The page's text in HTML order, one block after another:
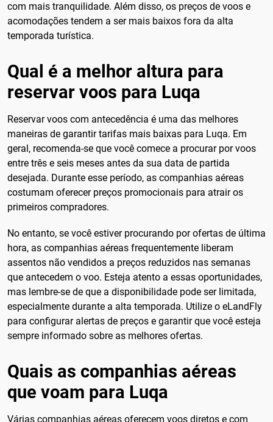
com mais tranquilidade. Além disso, os preços de voos e
acomodações tendem a ser mais baixos fora da alta
temporada turística.
Qual é a melhor altura para
reservar voos para Luqa
Reservar voos com antecedência é uma das melhores
maneiras de garantir tarifas mais baixas para Luqa. Em
geral, recomenda-se que você comece a procurar por voos
entre três e seis meses antes da sua data de partida
desejada. Durante esse período, as companhias aéreas
costumam oferecer preços promocionais para atrair os
primeiros compradores.
No entanto, se você estiver procurando por ofertas de última
hora, as companhias aéreas frequentemente liberam
assentos não vendidos a preços reduzidos nas semanas
que antecedem o voo. Esteja atento a essas oportunidades,
mas lembre-se de que a disponibilidade pode ser limitada,
especialmente durante a alta temporada. Utilize o eLandFly
para configurar alertas de preços e garantir que você esteja
sempre informado sobre as melhores ofertas.
Quais as companhias aéreas
que voam para Luqa
Várias companhias aéreas oferecem voos diretos e com